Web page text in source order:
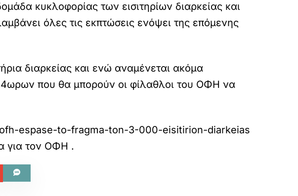
κυκλοφορίας των εισιτηρίων διαρκείας και
όλες τις εκπτώσεις ενόψει της επόμενης
διαρκείας και ενώ αναμένεται ακόμα
που θα μπορούν οι φίλαθλοι του ΟΦΗ να
espase-to-fragma-ton-3-000-eisitirion-diarkeias
για τον ΟΦΗ .